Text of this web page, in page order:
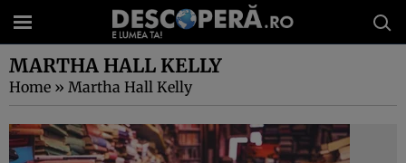
MARTHA HALL KELLY
Home » Martha Hall Kelly